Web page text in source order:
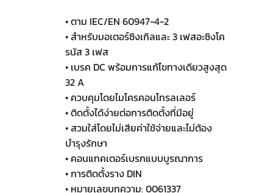
• ตาม IEC/EN 60947-4-2
• สำหรับมอเตอร์ซิงเกิลและ 3 เฟสอะซิงโค
รนัส 3 เฟส
• เบรค DC พร้อมการแก้ไขทางเดียวสูงสุด
32 A
• ควบคุมโดยไมโครคอนโทรลเลอร์
• ติดตั้งได้ง่ายต่อการติดตั้งที่มีอยู่
• สวมใส่โดยไม่เสียค่าใช้จ่ายและไม่ต้อง
บำรุงรักษา
• คอนแทคเตอร์เบรกแบบบูรณาการ
• การติดตั้งราง DIN
• หมายเลขบทความ: 0061337